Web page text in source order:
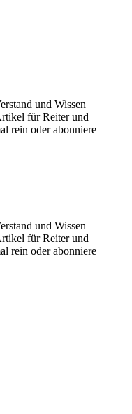
und Wissen
für Reiter und
rein oder abonniere
und Wissen
für Reiter und
rein oder abonniere